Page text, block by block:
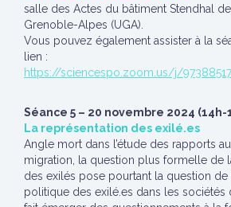
salle des Actes du bâtiment Stendhal de
Grenoble-Alpes (UGA).
Vous pouvez également assister à la
lien :
https://sciencespo.zoom.us/j/
Séance 5 – 20 novembre 2024 (14h-
La représentation des exilé.es
Angle mort dans l’étude des rapports
migration, la question plus formelle de
des exilés pose pourtant la question
politique des exilé.es dans les sociétés